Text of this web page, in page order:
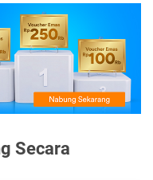
Secara